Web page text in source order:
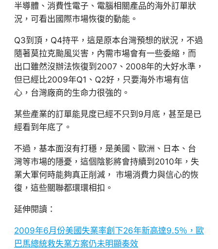
半導體、消費性電子、電腦相關產品的海外訂單狀
況，可看出國際市場恢復的動能。
Q3到頂，Q4持平，這是原本台灣預想的狀況，不過
隨著莫拉克颱風災害，內需市場會有一些委縮，而
出口雖然沒辦法恢復到2007、2008年的大好水準，
但已經比2009年Q1、Q2好，只要海外市場有信
心，台灣廠商的生命力很強的。
某些產業的訂單能見度已經不只到9月底，甚至是已
經看到年底了。
不過，基本面沒有打穩，是美國、歐洲、日本、台
灣等市場的隱憂，這個陰影將會持續到2010年，失
業大軍何時能夠真正削減， 市場消費力與信心的恢
復，這些關聯都環環相扣。
延伸閱讀：
2009年6月份美國失業率創下26年新高達9.5％，歐
巴馬總統救失業方案仍未明顯奏效